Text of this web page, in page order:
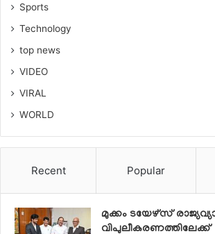
Sports
Technology
top news
VIDEO
VIRAL
WORLD
Recent Popular
മുക്കം ടയേഴ്സ്
വിപുലീകരണത്തിലേക്ക്